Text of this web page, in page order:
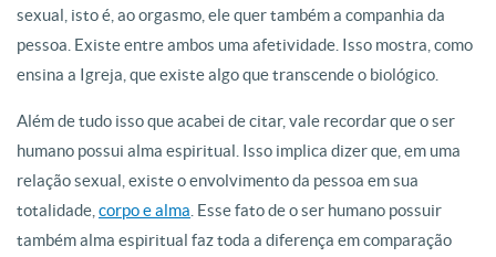
sexual, isto é, ao orgasmo, ele quer também a companhia da
pessoa. Existe entre ambos uma afetividade. Isso mostra, como
ensina a Igreja, que existe algo que transcende o biológico.
Além de tudo isso que acabei de citar, vale recordar que o ser
humano possui alma espiritual. Isso implica dizer que, em uma
relação sexual, existe o envolvimento da pessoa em sua
totalidade, corpo e alma . Esse fato de o ser humano possuir
também alma espiritual faz toda a diferença em comparação